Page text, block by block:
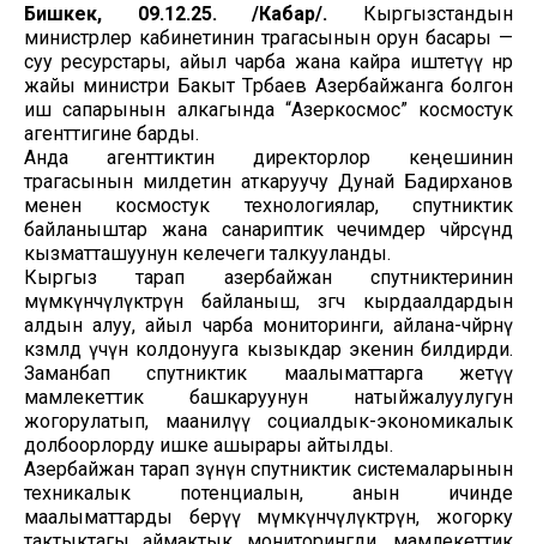
Бишкек, 09.12.25. /Кабар/. Кыргызстандын
министрлер кабинетинин төрагасынын орун басары —
суу ресурстары, айыл чарба жана кайра иштетүү өнөр
жайы министри Бакыт Төрөбаев Азербайжанга болгон
иш сапарынын алкагында “Азеркосмос” космостук
агенттигине барды.
Анда агенттиктин директорлор кеңешинин
төрагасынын милдетин аткаруучу Дунай Бадирханов
менен космостук технологиялар, спутниктик
байланыштар жана санариптик чечимдер чөйрөсүндө
кызматташуунун келечеги талкууланды.
Кыргыз тарап азербайжан спутниктеринин
мүмкүнчүлүктөрүн байланыш, өзгөчө кырдаалдардын
алдын алуу, айыл чарба мониторинги, айлана-чөйрөнү
көзөмөлдөө үчүн колдонууга кызыкдар экенин билдирди.
Заманбап спутниктик маалыматтарга жетүү
мамлекеттик башкаруунун натыйжалуулугун
жогорулатып, маанилүү социалдык-экономикалык
долбоорлорду ишке ашырары айтылды.
Азербайжан тарап өзүнүн спутниктик системаларынын
техникалык потенциалын, анын ичинде
маалыматтарды берүү мүмкүнчүлүктөрүн, жогорку